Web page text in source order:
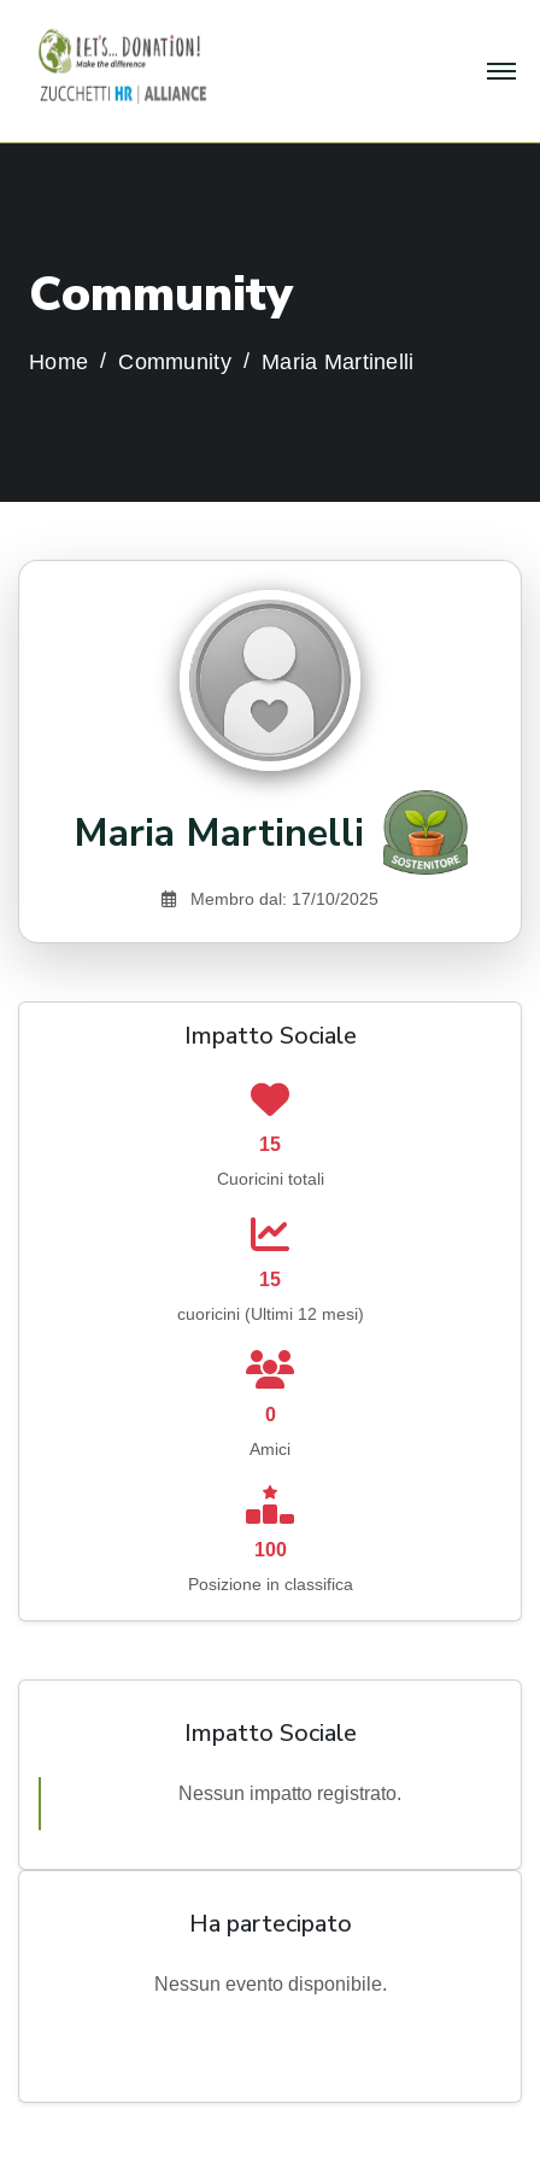
Community
Home Community Maria Martinelli
Maria Martinelli
Membro dal: 17/10/2025
Impatto Sociale
15
Cuoricini totali
15
cuoricini (Ultimi 12 mesi)
0
Amici
100
Posizione in classifica
Impatto Sociale
Nessun impatto registrato.
Ha partecipato
Nessun evento disponibile.